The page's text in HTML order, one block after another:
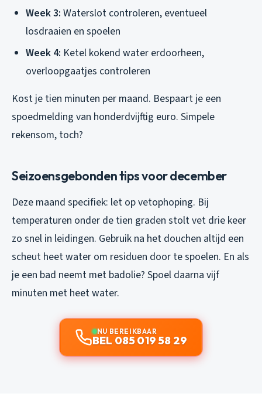
Week 3: Waterslot controleren, eventueel
losdraaien en spoelen
Week 4: Ketel kokend water erdoorheen,
overloopgaatjes controleren
Kost je tien minuten per maand. Bespaart je een
spoedmelding van honderdvijftig euro. Simpele
rekensom, toch?
Seizoensgebonden tips voor december
Deze maand specifiek: let op vetophoping. Bij
temperaturen onder de tien graden stolt vet drie keer
zo snel in leidingen. Gebruik na het douchen altijd een
scheut heet water om residuen door te spoelen. En als
je een bad neemt met badolie? Spoel daarna vijf
minuten met heet water.
NU BEREIKBAAR
BEL 085 019 58 29